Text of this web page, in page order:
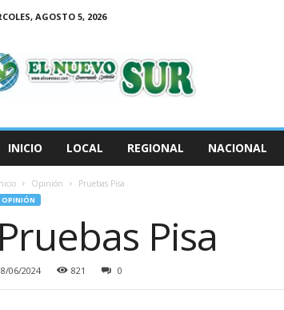
AGOSTO 5, 2026
INICIO LOCAL REGIONAL NACIONAL
Opinión Pruebas Pisa
OPINIÓN
Pruebas Pisa
06/2024 821 0